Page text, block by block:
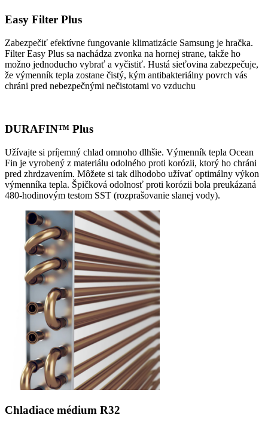
Easy Filter Plus
Zabezpečiť efektívne fungovanie klimatizácie Samsung je hračka.
Filter Easy Plus sa nachádza zvonka na hornej strane, takže ho
možno jednoducho vybrať a vyčistiť. Hustá sieťovina zabezpečuje,
že výmenník tepla zostane čistý, kým antibakteriálny povrch vás
chráni pred nebezpečnými nečistotami vo vzduchu
DURAFIN™ Plus
Užívajte si príjemný chlad omnoho dlhšie. Výmenník tepla Ocean
Fin je vyrobený z materiálu odolného proti korózii, ktorý ho chráni
pred zhrdzavením. Môžete si tak dlhodobo užívať optimálny výkon
výmenníka tepla. Špičková odolnosť proti korózii bola preukázaná
480-hodinovým testom SST (rozprašovanie slanej vody).
Chladiace médium R32